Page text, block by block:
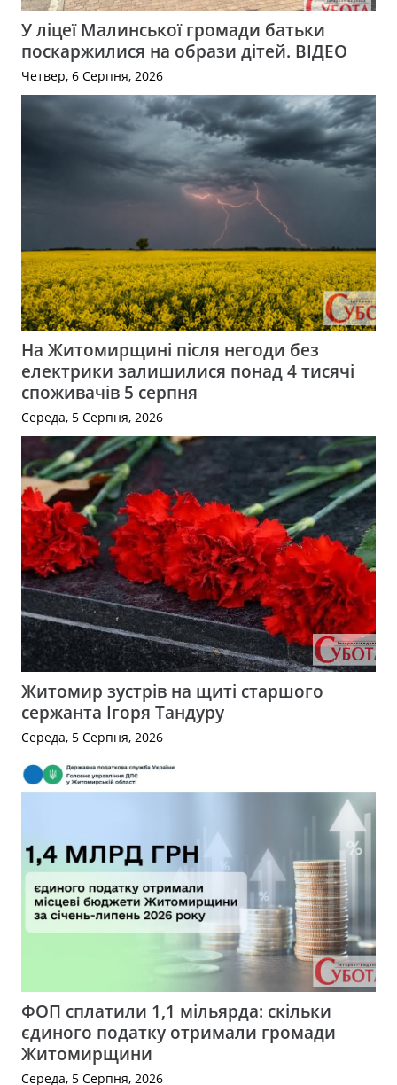
У ліцеї Малинської громади батьки
поскаржилися на образи дітей. ВІДЕО
Четвер, 6 Серпня, 2026
На Житомирщині після негоди без
електрики залишилися понад 4 тисячі
споживачів 5 серпня
Середа, 5 Серпня, 2026
Житомир зустрів на щиті старшого
сержанта Ігоря Тандуру
Середа, 5 Серпня, 2026
ФОП сплатили 1,1 мільярда: скільки
єдиного податку отримали громади
Житомирщини
Середа, 5 Серпня, 2026